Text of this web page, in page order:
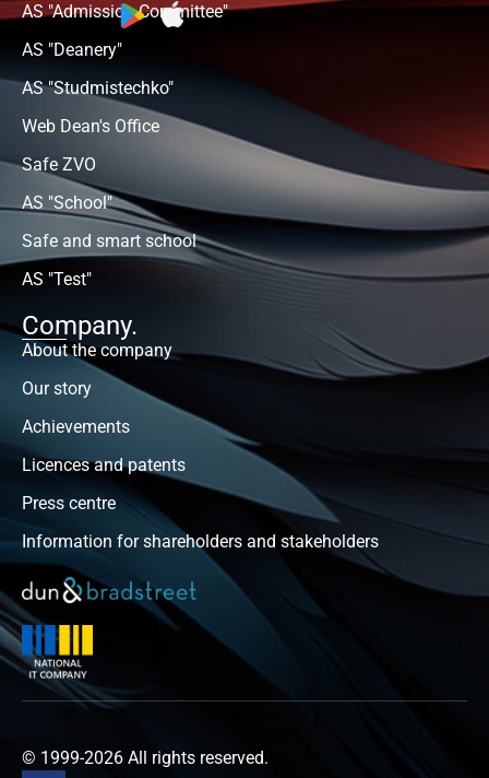
AS "Admission Committee"
AS "Deanery"
AS "Studmistechko"
Web Dean's Office
Safe ZVO
AS "School"
Safe and smart school
AS "Test"
Company.
About the company
Our story
Achievements
Licences and patents
Press centre
Information for shareholders and stakeholders
© 1999-2026 All rights reserved.